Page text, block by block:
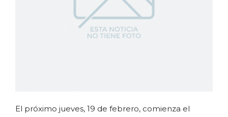
El próximo jueves, 19 de febrero, comienza el